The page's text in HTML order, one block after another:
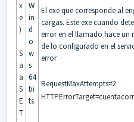
x
e
)
S
a
a
S
E
T
W
in
d
o
w
s
64
bi
ts
El exe que corresponde al
cargas. Este exe cuando
error en el llamado hace un
de lo configurado en el
error
RequestMaxAttempts=2